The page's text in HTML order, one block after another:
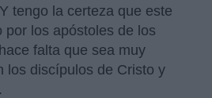
tengo la certeza que este
por los apóstoles de los
falta que sea muy
los discípulos de Cristo y